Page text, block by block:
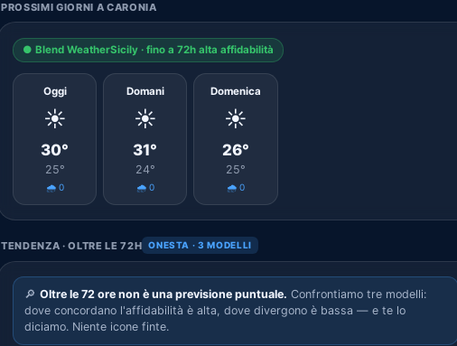
PROSSIMI GIORNI A CARONIA
● Blend WeatherSicily · fino a 72h alta affidabilità
Oggi
☀️
30°
25°
🌧️ 0
Domani
☀️
31°
24°
🌧️ 0
Domenica
☀️
26°
25°
🌧️ 0
TENDENZA · OLTRE LE 72H ONESTA · 3 MODELLI
🔎 Oltre le 72 ore non è una previsione puntuale. Confrontiamo tre modelli:
dove concordano l'affidabilità è alta, dove divergono è bassa — e te lo
diciamo. Niente icone finte.